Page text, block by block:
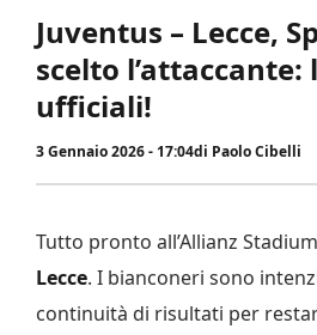
Juventus – Lecce,
scelto
ufficiali!
3 Gennaio 2026 - 17:04di Paolo Cibelli
Tutto pronto all’Allianz
Lecce. I bianconeri sono
continuità di risultati per